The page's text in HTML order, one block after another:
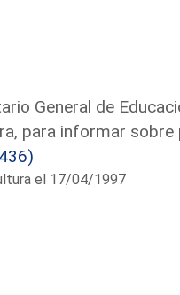
General de
para informar
el 17/04/1997